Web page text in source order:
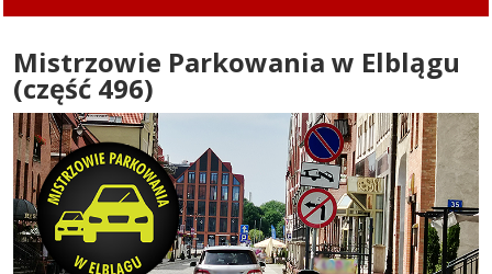
Mistrzowie Parkowania w Elblągu
(część 496)